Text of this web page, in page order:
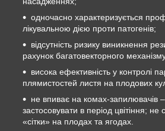
одночасно характеризується
лікувальною дією проти патогенів;
відсутність ризику виникнення
рахунок багатовекторного механізму
висока ефективність у контролі
плямистостей листя на плодових
не впиває на комах-запилювачів
застосовувати в період цвітіння;
«сітки» на плодах та ягодах.